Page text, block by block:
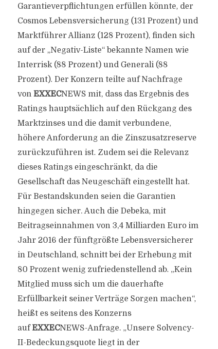
Garantieverpflichtungen erfüllen könnte, der
Cosmos Lebensversicherung (131 Prozent) und
Marktführer Allianz (128 Prozent), finden sich
auf der „Negativ-Liste“ bekannte Namen wie
Interrisk (88 Prozent) und Generali (88
Prozent). Der Konzern teilte auf Nachfrage
von EXXECNEWS mit, dass das Ergebnis des
Ratings hauptsächlich auf den Rückgang des
Marktzinses und die damit verbundene,
höhere Anforderung an die Zinszusatzreserve
zurückzuführen ist. Zudem sei die Relevanz
dieses Ratings eingeschränkt, da die
Gesellschaft das Neugeschäft eingestellt hat.
Für Bestandskunden seien die Garantien
hingegen sicher. Auch die Debeka, mit
Beitragseinnahmen von 3,4 Milliarden Euro im
Jahr 2016 der fünftgrößte Lebensversicherer
in Deutschland, schnitt bei der Erhebung mit
80 Prozent wenig zufriedenstellend ab. „Kein
Mitglied muss sich um die dauerhafte
Erfüllbarkeit seiner Verträge Sorgen machen“,
heißt es seitens des Konzerns
aufEXXECNEWS-Anfrage. „Unsere Solvency-
II-Bedeckungsquote liegt in der